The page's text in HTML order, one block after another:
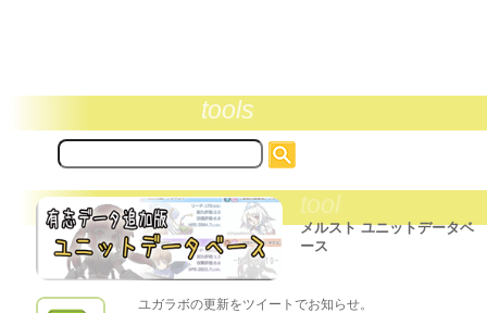
tools
サ
イ
内
検
索:
tool
メルスト ユニットデータベ
ース
ユガラボの更新をツイートでお知らせ。